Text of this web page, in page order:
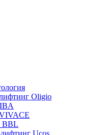
Oligio
BBL
Ucos